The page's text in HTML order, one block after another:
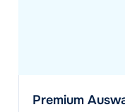
Premium